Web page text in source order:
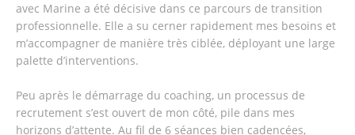
avec Marine a été décisive dans ce parcours de transition
professionnelle. Elle a su cerner rapidement mes besoins et
m’accompagner de manière très ciblée, déployant une large
palette d’interventions.
Peu après le démarrage du coaching, un processus de
recrutement s’est ouvert de mon côté, pile dans mes
horizons d’attente. Au fil de 6 séances bien cadencées,